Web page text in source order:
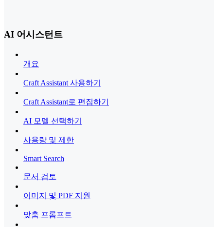
AI 어시스턴트
개요
Craft Assistant 사용하기
Craft Assistant로 편집하기
AI 모델 선택하기
사용량 및 제한
Smart Search
문서 검토
이미지 및 PDF 지원
맞춤 프롬프트